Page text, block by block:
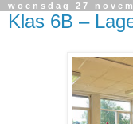
woensdag 27
Klas 6B –